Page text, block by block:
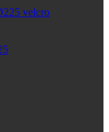
velcro